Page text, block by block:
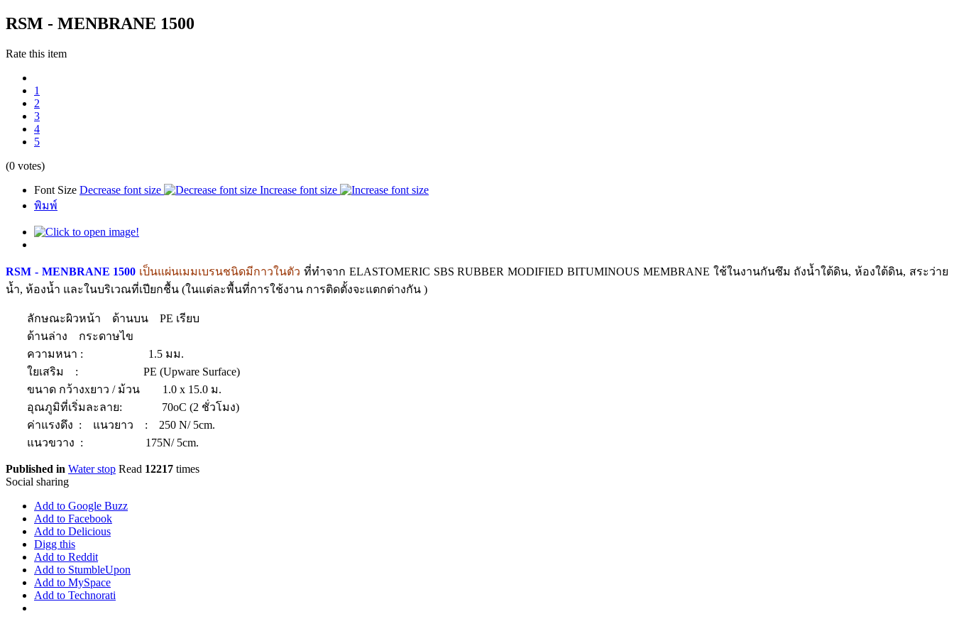
RSM - MENBRANE 1500
Rate this item
1
2
3
4
5
(0 votes)
Font Size Decrease font size
Increase font size
พิมพ์
RSM - MENBRANE 1500 เป็นแผ่นเมมเบรนชนิดมีกาวในตัว ที่ทำจาก ELASTOMERIC SBS RUBBER MODIFIED BITUMINOUS MEMBRANE ใช้ในงานกันซึม ถังน้ำใต้ดิน, ห้องใต้ดิน, สระว่าย
น้ำ, ห้องน้ำ และในบริเวณที่เปียกชื้น (ในแต่ละพื้นที่การใช้งาน การติดตั้งจะแตกต่างกัน )
ลักษณะผิวหน้า ด้านบน PE เรียบ
ด้านล่าง กระดาษไข
ความหนา : 1.5 มม.
ใยเสริม : PE (Upware Surface)
ขนาด กว้างxยาว / ม้วน 1.0 x 15.0 ม.
อุณภูมิที่เริ่มละลาย: 70oC (2 ชั่วโมง)
ค่าแรงดึง : แนวยาว : 250 N/ 5cm.
แนวขวาง : 175N/ 5cm.
Published in Water stop Read 12217 times
Social sharing
Add to Google Buzz
Add to Facebook
Add to Delicious
Digg this
Add to Reddit
Add to StumbleUpon
Add to MySpace
Add to Technorati